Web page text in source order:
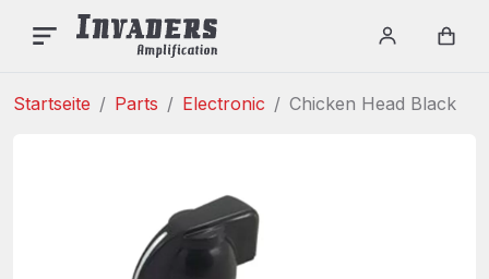
Menu
INVADERS
Login /
Startseite Parts Electronic Chicken Head Black